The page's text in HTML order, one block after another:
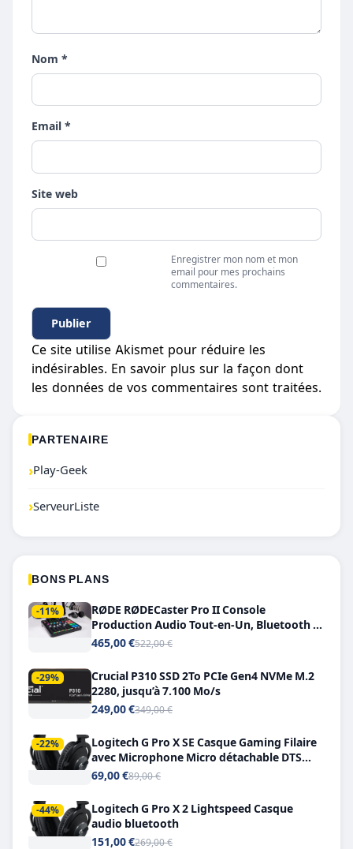
Nom *
Email *
Site web
Enregistrer mon nom et mon
email pour mes prochains
commentaires.
Ce site utilise Akismet pour réduire les
indésirables. En savoir plus sur la façon dont
les données de vos commentaires sont traitées.
PARTENAIRE
›Play-Geek
›ServeurListe
BONS PLANS
-11%
RØDE RØDECaster Pro II Console
Production Audio Tout-en-Un, Bluetooth et
Double USB-C
465,00 €522,00 €
-29%
Crucial P310 SSD 2To PCIe Gen4 NVMe M.2
2280, jusqu’à 7.100 Mo/s
249,00 €349,00 €
-22%
Logitech G Pro X SE Casque Gaming Filaire
avec Microphone Micro détachable DTS
Headphone X 7.1
69,00 €89,00 €
-44%
Logitech G Pro X 2 Lightspeed Casque
audio bluetooth
151,00 €269,00 €